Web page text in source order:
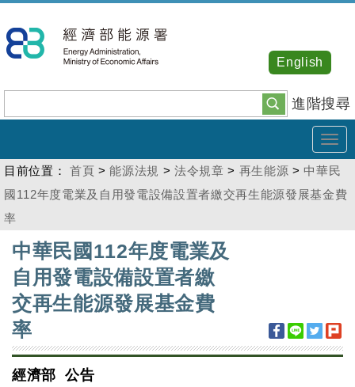
到
主
內
容
進階搜尋
English
目前位置： 首頁 >能源法規 >法令規章 > 再生能源 >中華民
國112年度電業及自用發電設備設置者繳交再生能源發展基金費
率
:::
中華民國112年度電業及
自用發電設備設置者繳
交再生能源發展基金費
率
經濟部 公告